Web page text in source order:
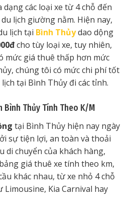
dạng các loại xe từ 4 chỗ đến
lịch giường nằm. Hiện nay,
lịch tại Bình Thủydao dộng
cho tùy loại xe, tuy nhiên,
mức giá thuê thấp hơn mức
chúng tôi có mức chi phí tốt
tại Bình Thủy đi các tỉnh.
Bình Thủy Tính Theo K/M
tại Bình Thủy hiện nay ngày
sự tiện lợi, an toàn và thoải
di chuyển của khách hàng,
giá thuê xe tính theo km,
khác nhau, từ xe nhỏ 4 chỗ
Limousine, Kia Carnival hay